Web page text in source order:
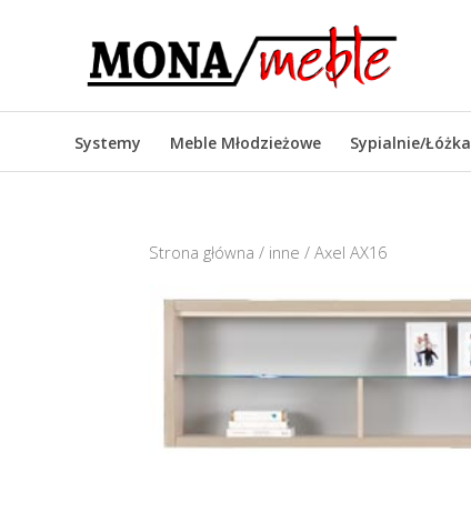
Systemy Meble Młodzieżowe Sypialnie/Łóżka
Strona główna / inne / Axel AX16